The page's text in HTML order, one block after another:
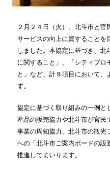
２月２４日（火）、北斗市と
サービスの向上に資することを
しました。本協定に基づき、
に関すること」、「シティプロ
と」など、計９項目において、
す。
協定に基づく取り組みの一例と
産品の販売協力や北斗市が官民
事業の周知協力、北斗市の観光
への「北斗市ご案内ボードの設
推進してまいります。